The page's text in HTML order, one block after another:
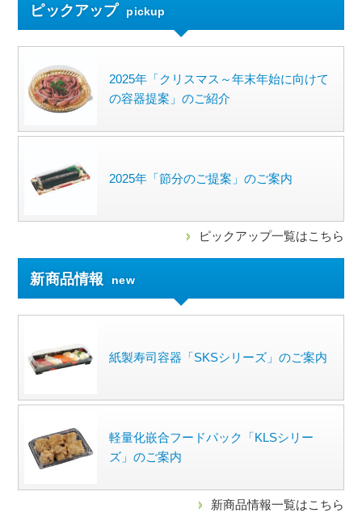
ピックアップ pickup
2025年「クリスマス～年末年始に向けて
の容器提案」のご紹介
2025年「節分のご提案」のご案内
ピックアップ一覧はこちら
新商品情報 new
紙製寿司容器「SKSシリーズ」のご案内
軽量化嵌合フードパック「KLSシリー
ズ」のご案内
新商品情報一覧はこちら